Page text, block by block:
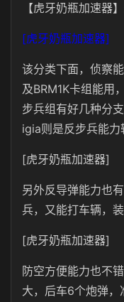
【虎牙奶瓶加速器
[虎牙奶瓶加速器]
该分类下面，侦察
及BRM1K卡组能用
步兵组有好几种分
igia则是反步兵能力
[虎牙奶瓶加速器]
另外反导弹能力也
兵，又能打车辆，
[虎牙奶瓶加速器]
防空方便能力也不
大，后车6个炮弹，